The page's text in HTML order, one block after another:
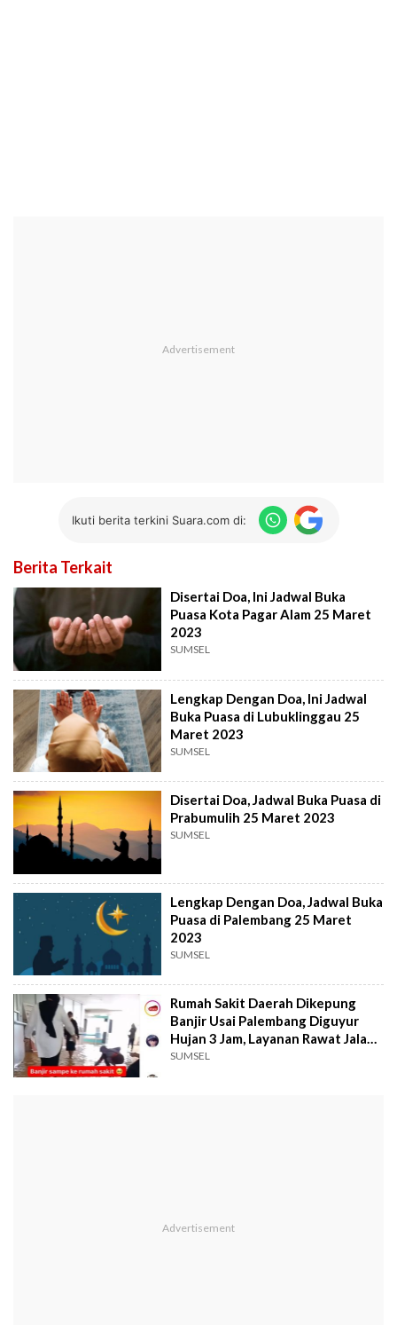
Ikuti berita terkini Suara.com di:
Berita Terkait
Disertai Doa, Ini Jadwal Buka
Puasa Kota Pagar Alam 25 Maret
2023
SUMSEL
Lengkap Dengan Doa, Ini Jadwal
Buka Puasa di Lubuklinggau 25
Maret 2023
SUMSEL
Disertai Doa, Jadwal Buka Puasa di
Prabumulih 25 Maret 2023
SUMSEL
Lengkap Dengan Doa, Jadwal Buka
Puasa di Palembang 25 Maret
2023
SUMSEL
Rumah Sakit Daerah Dikepung
Banjir Usai Palembang Diguyur
Hujan 3 Jam, Layanan Rawat Jalan
Terganggu
SUMSEL